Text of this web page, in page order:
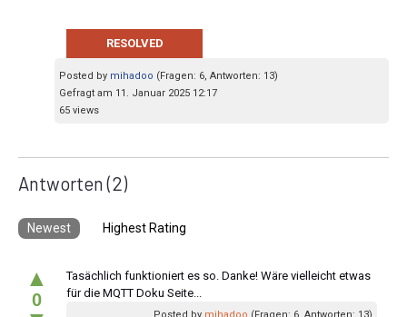
RESOLVED
Posted by mihadoo (Fragen: 6, Antworten: 13)
Gefragt am 11. Januar 2025 12:17
65 views
Antworten(2)
Newest Highest Rating
▲
0
Tasächlich funktioniert es so. Danke! Wäre vielleicht etwas
für die MQTT Doku Seite...
Posted by mihadoo (Fragen: 6, Antworten: 13)